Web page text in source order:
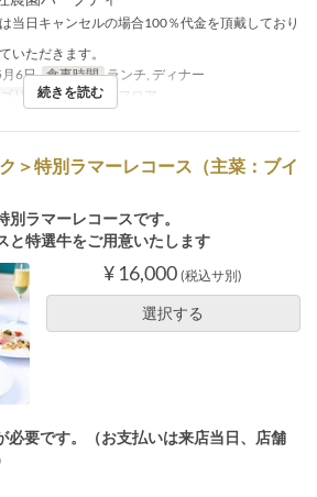
当日キャンセルの場合100％代金を頂戴しており
いただきます。
6日 食事時間 ランチ, ディナー
リ 2F レストランフロア
続きを読む
＞特別ラマーレコース（主菜：ブイ
ラマーレコースです。
と特選牛をご用意いたします
¥ 16,000 (税込サ別)
選択する
必要です。（お支払いは来店当日、店舗